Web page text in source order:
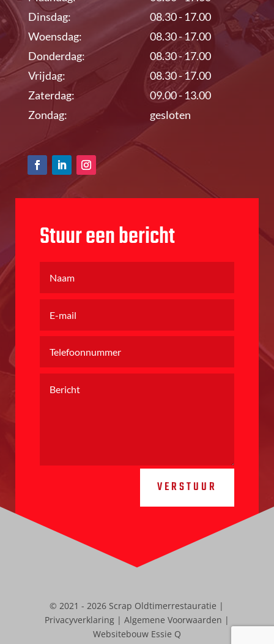
Dinsdag:
Woensdag:
Donderdag:
Vrijdag:
Zaterdag:
Zondag:
08.30 - 17.00
08.30 - 17.00
08.30 - 17.00
08.30 - 17.00
09.00 - 13.00
gesloten
Stuur een bericht
VERSTUUR
© 2021 - 2026 Scrap Oldtimerrestauratie |
Privacyverklaring| Algemene Voorwaarden |
Websitebouw Essie Q